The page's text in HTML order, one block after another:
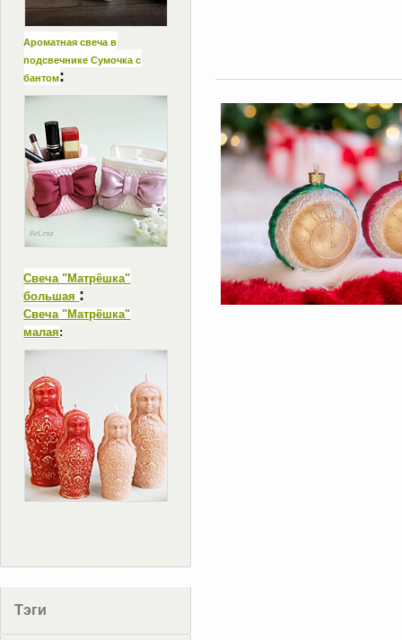
Ароматная свеча в
подсвечнике Сумочка с
бантом:
Свеча "Матрёшка"
большая :
Свеча "Матрёшка"
малая:
Тэги